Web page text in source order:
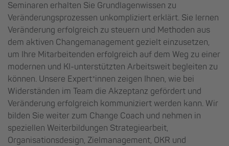
Seminaren erhalten Sie Grundlagenwissen zu
Veränderungsprozessen unkompliziert erklärt. Sie lernen
Veränderung erfolgreich zu steuern und Methoden aus
dem aktiven Changemanagement gezielt einzusetzen,
um Ihre Mitarbeitenden erfolgreich auf dem Weg zu einer
modernen und KI-unterstützten Arbeitsweit begleiten zu
können. Unsere Expert*innen zeigen Ihnen, wie bei
Widerständen im Team die Akzeptanz gefördert und
Veränderung erfolgreich kommuniziert werden kann. Wir
bilden Sie weiter zum Change Coach und nehmen in
speziellen Weiterbildungen Strategiearbeit,
Organisationsdesign, Zielmanagement, OKR und